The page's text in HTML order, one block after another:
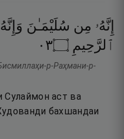
إِنَّهُۥ مِن سُلَيْمَـٰنَ
ٱلرَّحِيمِ ۝٣٠
р-Раҳмани-р-
Сулаймон аст ва
бахшандаи